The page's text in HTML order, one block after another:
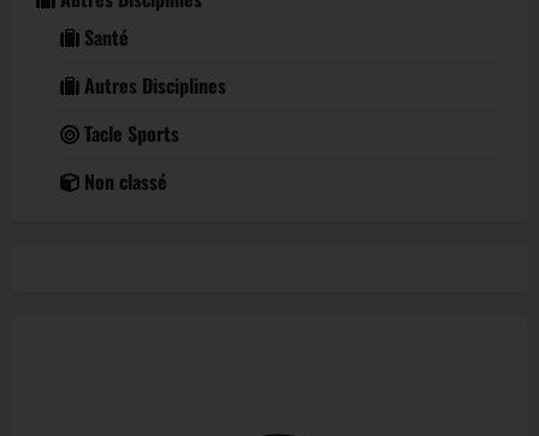
Santé
Autres Disciplines
Tacle Sports
Non classé